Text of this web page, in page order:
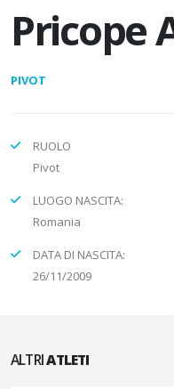
Pricope
PIVOT
RUOLO
Pivot
LUOGO NASCITA:
Romania
DATA DI NASCITA:
26/11/2009
ALTRIATLETI